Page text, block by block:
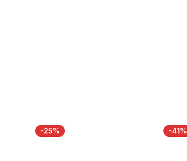
-25% -41%